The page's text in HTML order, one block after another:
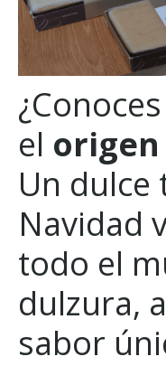
el
Un dulce
Navidad
todo el
dulzura,
sabor